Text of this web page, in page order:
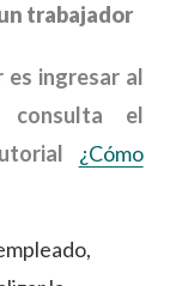
trabajador
es ingresar al
consulta el
¿Cómo